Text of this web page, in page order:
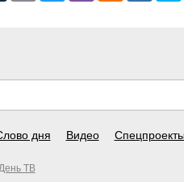
дня Видео Спецпроекты
ТВ